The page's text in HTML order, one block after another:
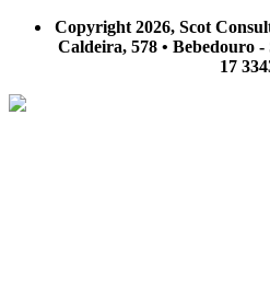
Copyright 2026, Scot
Caldeira, 578 • Bebedouro -
17